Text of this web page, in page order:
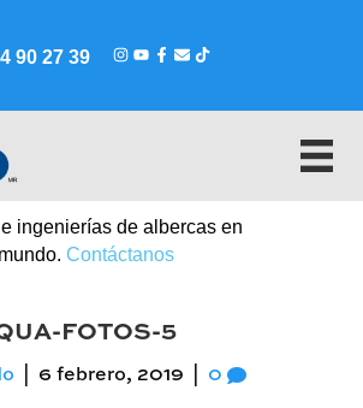
90 27 39
ingenierías de albercas en
Contáctanos
FOTOS-5
6 febrero, 2019 0